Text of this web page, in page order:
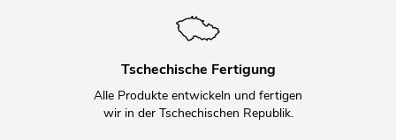
Tschechische Fertigung
Alle Produkte entwickeln und fertigen
wir in der Tschechischen Republik.